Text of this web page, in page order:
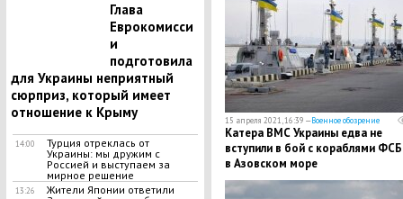
Глава
Еврокомисси
и
подготовила
для Украины неприятный
сюрприз, который имеет
отношение к Крыму
14:00
Турция отреклась от
Украины: мы дружим с
Россией и выступаем за
мирное решение
13:26
Жители Японии ответили
15 апреля 2021, 16:39 —Военное обозрение
Катера ВМС Украины едва не
вступили в бой с кораблями
в Азовском море